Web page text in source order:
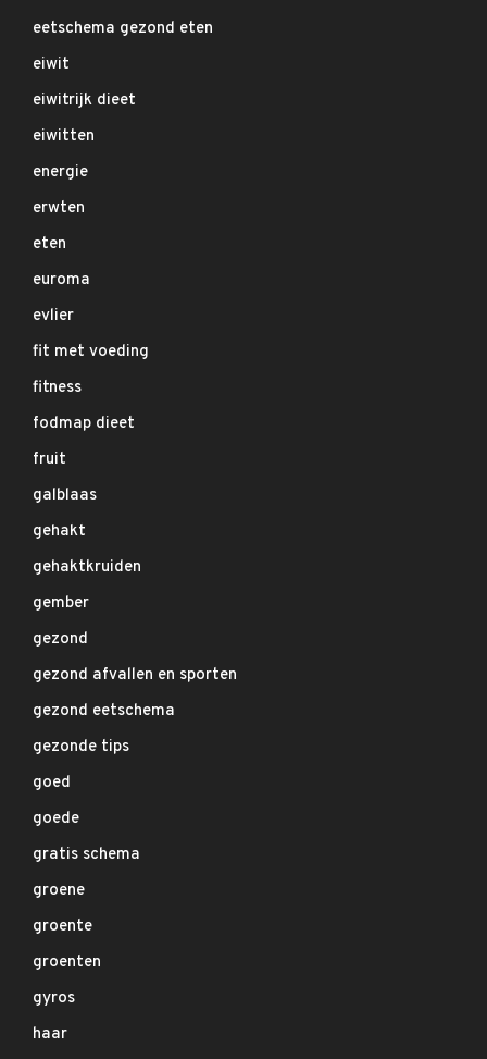
eetschema gezond eten
eiwit
eiwitrijk dieet
eiwitten
energie
erwten
eten
euroma
evlier
fit met voeding
fitness
fodmap dieet
fruit
galblaas
gehakt
gehaktkruiden
gember
gezond
gezond afvallen en sporten
gezond eetschema
gezonde tips
goed
goede
gratis schema
groene
groente
groenten
gyros
haar